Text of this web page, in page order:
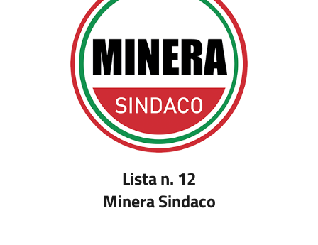
Lista n. 12
Minera Sindaco